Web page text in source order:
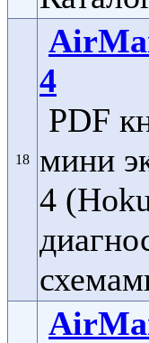
18
4
PDF
мини
4